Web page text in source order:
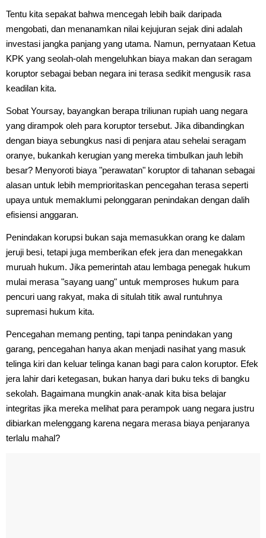
Tentu kita sepakat bahwa mencegah lebih baik daripada
mengobati, dan menanamkan nilai kejujuran sejak dini adalah
investasi jangka panjang yang utama. Namun, pernyataan Ketua
KPK yang seolah-olah mengeluhkan biaya makan dan seragam
koruptor sebagai beban negara ini terasa sedikit mengusik rasa
keadilan kita.
Sobat Yoursay, bayangkan berapa triliunan rupiah uang negara
yang dirampok oleh para koruptor tersebut. Jika dibandingkan
dengan biaya sebungkus nasi di penjara atau sehelai seragam
oranye, bukankah kerugian yang mereka timbulkan jauh lebih
besar? Menyoroti biaya "perawatan" koruptor di tahanan sebagai
alasan untuk lebih memprioritaskan pencegahan terasa seperti
upaya untuk memaklumi pelonggaran penindakan dengan dalih
efisiensi anggaran.
Penindakan korupsi bukan saja memasukkan orang ke dalam
jeruji besi, tetapi juga memberikan efek jera dan menegakkan
muruah hukum. Jika pemerintah atau lembaga penegak hukum
mulai merasa "sayang uang" untuk memproses hukum para
pencuri uang rakyat, maka di situlah titik awal runtuhnya
supremasi hukum kita.
Pencegahan memang penting, tapi tanpa penindakan yang
garang, pencegahan hanya akan menjadi nasihat yang masuk
telinga kiri dan keluar telinga kanan bagi para calon koruptor. Efek
jera lahir dari ketegasan, bukan hanya dari buku teks di bangku
sekolah. Bagaimana mungkin anak-anak kita bisa belajar
integritas jika mereka melihat para perampok uang negara justru
dibiarkan melenggang karena negara merasa biaya penjaranya
terlalu mahal?